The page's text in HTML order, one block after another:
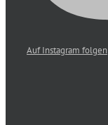
Auf Instagram folgen